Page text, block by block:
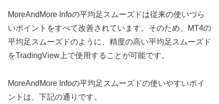
MoreAndMore Infoの平均足スムーズドは従来の使いづら
いポイントをすべて改善されています。そのため、MT4の
平均足スムーズドのように、精度の高い平均足スムーズド
をTradingView上で使用することが可能です。
MoreAndMore Infoの平均足スムーズドの使いやすいポイ
ントは、下記の通りです。